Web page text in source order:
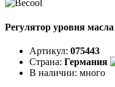
Регулятор уровня
Артикул: 075443
Страна: Германия
В наличии: много